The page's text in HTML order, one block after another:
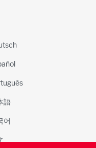
語
어